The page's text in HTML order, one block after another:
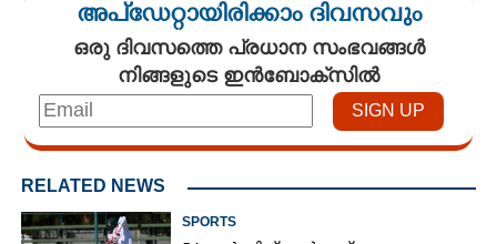
അപ്ഡേറ്റായിരിക്കാം ദിവസവും
ഒരു ദിവസത്തെ പ്രധാന സംഭവങ്ങൾ
നിങ്ങളുടെ ഇൻബോക്സിൽ
RELATED NEWS
SPORTS